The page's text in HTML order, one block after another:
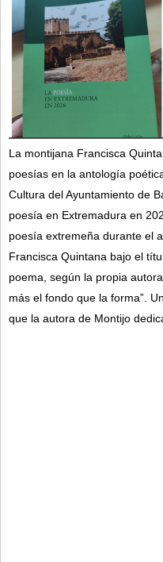
La montijana Francisca
poesías en la antología
Cultura del Ayuntamiento de
poesía en Extremadura en
poesía extremeña durante el
Francisca Quintana bajo el
poema, según la propia
más el fondo que la forma”.
que la autora de Montijo